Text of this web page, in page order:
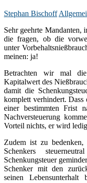
Stephan Bischoff
Sehr geehrte Mandanten,
die fragen, ob die
unter
meinen: ja!
Betrachten wir mal
Kapitalwert des
damit die
komplett verhindert. Dass
einer bestimmten Frist
Nachversteuerung
Vorteil nichts, er wird
Zudem ist zu
Schenkers
Schenkungsteuer
Schenker mit den
seinen Lebensunterhalt